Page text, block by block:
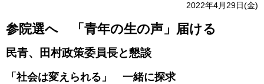
2022年4月29日(金)
参院選へ 「青年の生の声」届ける
民青、田村政策委員長と懇談
「社会は変えられる」 一緒に探求